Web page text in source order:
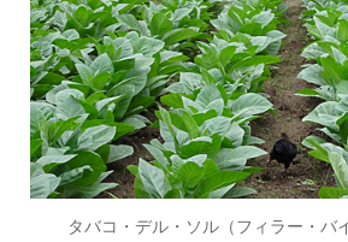
タバコ・デル・ソル（フィラー・バ